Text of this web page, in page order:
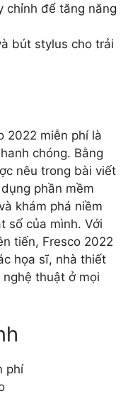
chỉnh để tăng năng
bút stylus cho trải
2022 miễn phí là
chóng. Bằng
nêu trong bài viết
phần mềm
khám phá niềm
số của mình. Với
tiến, Fresco 2022
họa sĩ, nhà thiết
thuật ở mọi
phí